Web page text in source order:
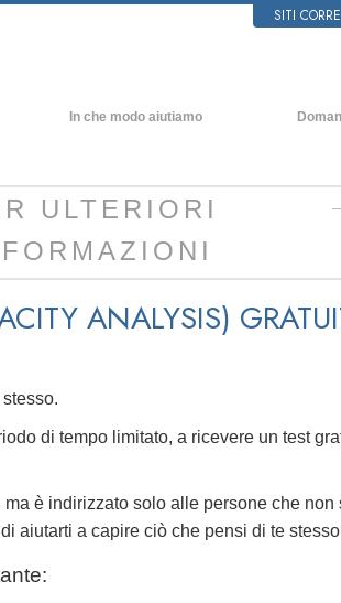
SITI
In che modo aiutiamo
ULTERIORI
ANALYSIS)
di tempo limitato, a ricevere un test
è indirizzato solo alle persone che non
aiutarti a capire ciò che pensi di te